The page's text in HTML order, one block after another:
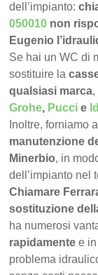
dell’impianto:
050010 non
Eugenio
Se hai un WC di
sostituire la
qualsiasi marca
Grohe, Pucci e
Inoltre, forniamo
manutenzione
Minerbio, in
dell’impianto nel
Chiamare
sostituzione
ha numerosi
rapidamente e
problema